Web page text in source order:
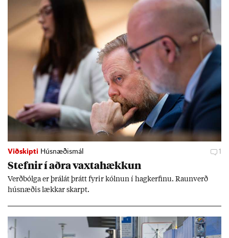
Viðskipti Húsnæðismál 1
Stefn­ir í aðra vaxta­hækk­un
Verð­bólga er þrálát þrátt fyr­ir kóln­un í hag­kerf­inu. Raun­verð
hús­næð­is lækk­ar skarpt.